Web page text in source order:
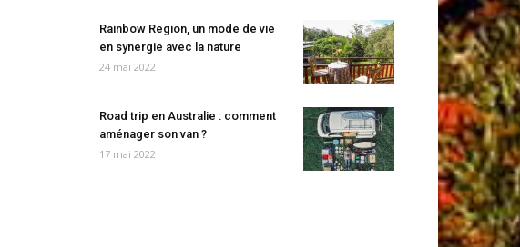
Rainbow Region, un mode de vie
en synergie avec la nature
24 mai 2022
Road trip en Australie : comment
aménager son van ?
17 mai 2022